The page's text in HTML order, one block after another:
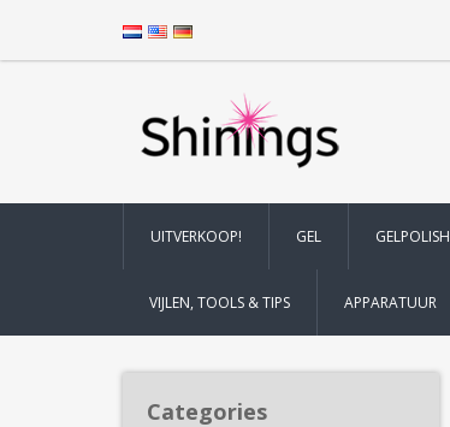
UITVERKOOP! GEL GELPOLISH
VIJLEN, TOOLS & TIPS APPARATUUR
Categories